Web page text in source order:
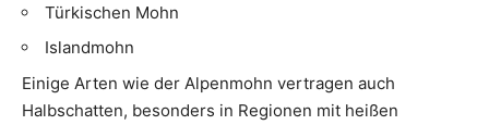
Türkischen Mohn
Islandmohn
Einige Arten wie der Alpenmohn vertragen auch
Halbschatten, besonders in Regionen mit heißen